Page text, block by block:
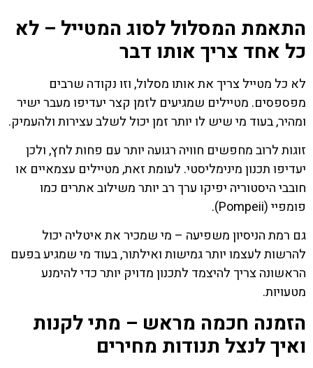
התאמת המסלול לסוג המטייל – לא
כל אחד צריך אותו דבר
לא כל מטייל צריך את אותו מסלול, וזו נקודה שרבים
מפספסים. מטיילים שמגיעים לזמן קצר יעדיפו מעבר ישיר
ומהיר, בעוד מי שיש לו יותר זמן יכול לשלב עצירות ולהעמיק.
זוגות לרוב מחפשים חוויה רגועה יותר עם פחות לחץ, ולכן
יעדיפו תכנון מינימליסטי. לעומת זאת, מטיילים עצמאיים או
חובבי היסטוריה יפיקו ערך רב יותר משילוב אתרים כמו
פומפיי (Pompeii).
גם רמת הניסיון משפיעה – מי שמכיר את איטליה יכול
להרשות לעצמו יותר גמישות ואילתור, בעוד מי שמגיע בפעם
הראשונה צריך להיצמד לתכנון מדויק יותר כדי להימנע
מטעויות.
הזמנה חכמה מראש – מתי לקנות
ואיך לנצל תנודות מחירים